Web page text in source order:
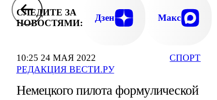
10:25 24 МАЯ 2022
РЕДАКЦИЯ ВЕСТИ.РУ
СПОРТ
СЛЕДИТЕ ЗА
НОВОСТЯМИ:
Дзен Макс
Немецкого пилота формулической